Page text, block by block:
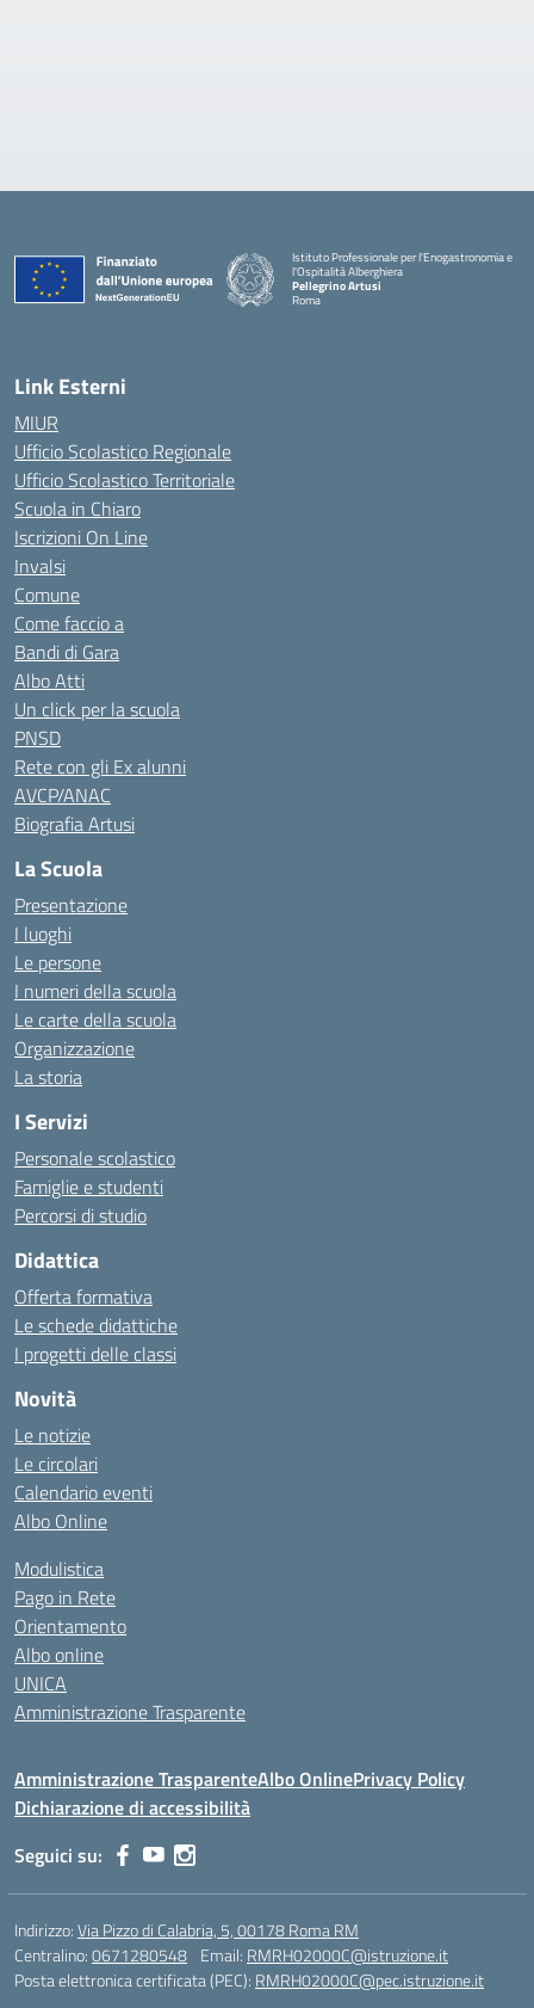
Istituto Professionale per l'Enogastronomia e
l'Ospitalità Alberghiera
Pellegrino Artusi
Roma
Link Esterni
MIUR
Ufficio Scolastico Regionale
Ufficio Scolastico Territoriale
Scuola in Chiaro
Iscrizioni On Line
Invalsi
Comune
Come faccio a
Bandi di Gara
Albo Atti
Un click per la scuola
PNSD
Rete con gli Ex alunni
AVCP/ANAC
Biografia Artusi
La Scuola
Presentazione
I luoghi
Le persone
I numeri della scuola
Le carte della scuola
Organizzazione
La storia
I Servizi
Personale scolastico
Famiglie e studenti
Percorsi di studio
Didattica
Offerta formativa
Le schede didattiche
I progetti delle classi
Novità
Le notizie
Le circolari
Calendario eventi
Albo Online
Modulistica
Pago in Rete
Orientamento
Albo online
UNICA
Amministrazione Trasparente
Amministrazione TrasparenteAlbo OnlinePrivacy Policy
Dichiarazione di accessibilità
Seguici su:
Indirizzo:Via Pizzo di Calabria, 5, 00178 Roma RM
Centralino:0671280548 Email: RMRH02000C@istruzione.it
Posta elettronica certificata (PEC): RMRH02000C@pec.istruzione.it